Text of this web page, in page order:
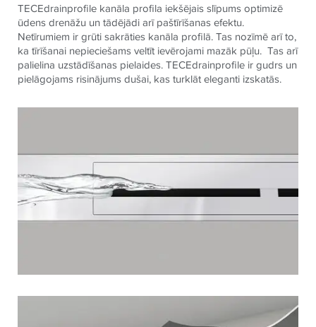
TECEdrainprofile kanāla profila iekšējais slīpums optimizē
ūdens drenāžu un tādējādi arī paštīrīšanas efektu.
Netīrumiem ir grūti sakrāties kanāla profilā. Tas nozīmē arī to,
ka tīrīšanai nepieciešams veltīt ievērojami mazāk pūļu. Tas arī
palielina uzstādīšanas pielaides. TECEdrainprofile ir gudrs un
pielāgojams risinājums dušai, kas turklāt eleganti izskatās.